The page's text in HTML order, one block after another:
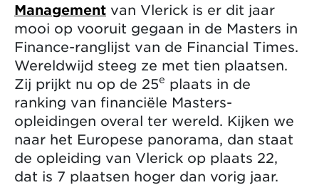
Management van Vlerick is er dit jaar
mooi op vooruit gegaan in de Masters in
Finance-ranglijst van de Financial Times.
Wereldwijd steeg ze met tien plaatsen.
Zij prijkt nu op de 25e plaats in de
ranking van financiële Masters-
opleidingen overal ter wereld. Kijken we
naar het Europese panorama, dan staat
de opleiding van Vlerick op plaats 22,
dat is 7 plaatsen hoger dan vorig jaar.